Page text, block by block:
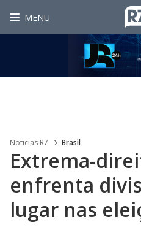
MENU
Noticias R7 Brasil
Extrema-
enfrenta
lugar nas